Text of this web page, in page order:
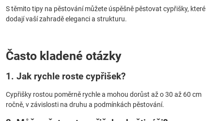
S těmito tipy na pěstování můžete úspěšně pěstovat cypřišky, které
dodají vaší zahradě eleganci a strukturu.
Často kladené otázky
1. Jak rychle roste cypřišek?
Cypřišky rostou poměrně rychle a mohou dorůst až o 30 až 60 cm
ročně, v závislosti na druhu a podmínkách pěstování.